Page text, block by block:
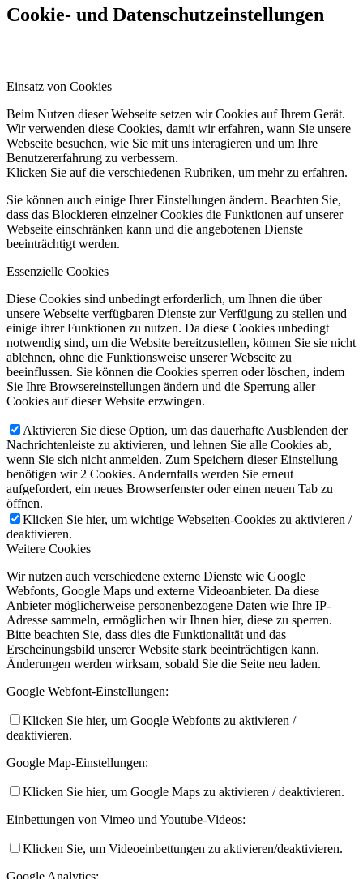
Cookie- und Datenschutzeinstellungen
Einsatz von Cookies
Beim Nutzen dieser Webseite setzen wir Cookies auf Ihrem Gerät.
Wir verwenden diese Cookies, damit wir erfahren, wann Sie unsere
Webseite besuchen, wie Sie mit uns interagieren und um Ihre
Benutzererfahrung zu verbessern.
Klicken Sie auf die verschiedenen Rubriken, um mehr zu erfahren.
Sie können auch einige Ihrer Einstellungen ändern. Beachten Sie,
dass das Blockieren einzelner Cookies die Funktionen auf unserer
Webseite einschränken kann und die angebotenen Dienste
beeinträchtigt werden.
Essenzielle Cookies
Diese Cookies sind unbedingt erforderlich, um Ihnen die über
unsere Webseite verfügbaren Dienste zur Verfügung zu stellen und
einige ihrer Funktionen zu nutzen. Da diese Cookies unbedingt
notwendig sind, um die Website bereitzustellen, können Sie sie nicht
ablehnen, ohne die Funktionsweise unserer Webseite zu
beeinflussen. Sie können die Cookies sperren oder löschen, indem
Sie Ihre Browsereinstellungen ändern und die Sperrung aller
Cookies auf dieser Website erzwingen.
Aktivieren Sie diese Option, um das dauerhafte Ausblenden der
Nachrichtenleiste zu aktivieren, und lehnen Sie alle Cookies ab,
wenn Sie sich nicht anmelden. Zum Speichern dieser Einstellung
benötigen wir 2 Cookies. Andernfalls werden Sie erneut
aufgefordert, ein neues Browserfenster oder einen neuen Tab zu
öffnen.
Klicken Sie hier, um wichtige Webseiten-Cookies zu aktivieren /
deaktivieren.
Weitere Cookies
Wir nutzen auch verschiedene externe Dienste wie Google
Webfonts, Google Maps und externe Videoanbieter. Da diese
Anbieter möglicherweise personenbezogene Daten wie Ihre IP-
Adresse sammeln, ermöglichen wir Ihnen hier, diese zu sperren.
Bitte beachten Sie, dass dies die Funktionalität und das
Erscheinungsbild unserer Website stark beeinträchtigen kann.
Änderungen werden wirksam, sobald Sie die Seite neu laden.
Google Webfont-Einstellungen:
Klicken Sie hier, um Google Webfonts zu aktivieren /
deaktivieren.
Google Map-Einstellungen:
Klicken Sie hier, um Google Maps zu aktivieren / deaktivieren.
Einbettungen von Vimeo und Youtube-Videos:
Klicken Sie, um Videoeinbettungen zu aktivieren/deaktivieren.
Google Analytics: